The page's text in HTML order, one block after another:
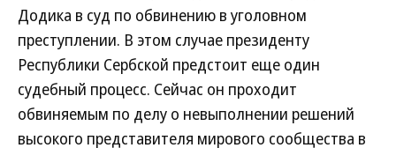
Додика в суд по обвинению в уголовном
преступлении. В этом случае президенту
Республики Сербской предстоит еще один
судебный процесс. Сейчас он проходит
обвиняемым по делу о невыполнении решений
высокого представителя мирового сообщества в